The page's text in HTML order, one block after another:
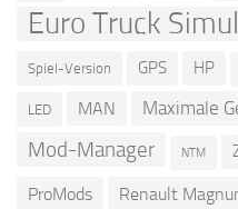
Euro Truck
Spiel-Version GPS HP
LED MAN Maximale
Mod-Manager NTM
ProMods Renault